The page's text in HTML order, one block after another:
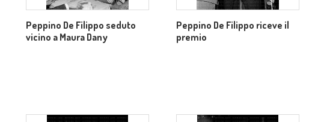
Peppino De Filippo seduto
vicino a Maura Dany
Peppino De Filippo riceve il
premio